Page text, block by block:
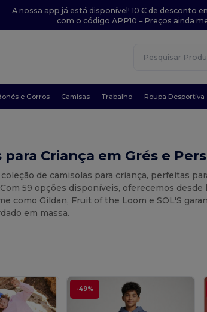
A nossa app já está disponível! 10 € de desconto
com o código APP10 – Preços ainda
e Gorros Camisas Trabalho Roupa Desportiva
para Criança em Grés e
de camisolas para criança, perfeitas
59 opções disponíveis, oferecemos
como Gildan, Fruit of the Loom e SOL'S
em massa.
-49%